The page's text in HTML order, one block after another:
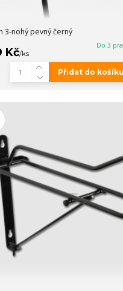
3-nohý pevný černý
Kč/ks
Do 3
Přidat do košíku